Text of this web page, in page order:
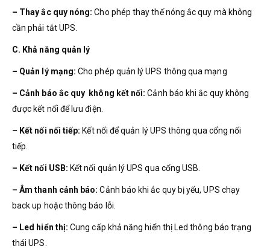
– Thay ắc quy nóng:Cho phép thay thế nóng ắc quy mà không
cần phải tắt UPS.
C. Khả năng quản lý
– Quản lý mạng: Cho phép quản lý UPS thông qua mạng
– Cảnh báo ắc quy không kết nối: Cảnh báo khi ắc quy không
được kết nối để lưu điện.
– Kết nối nối tiếp: Kết nối để quản lý UPS thông qua cổng nối
tiếp.
– Kết nối USB: Kết nối quản lý UPS qua cổng USB.
– Âm thanh cảnh báo: Cảnh báo khi ắc quy bị yếu, UPS chạy
back up hoặc thông báo lỗi.
– Led hiển thị: Cung cấp khả năng hiển thị Led thông báo trạng
thái UPS.